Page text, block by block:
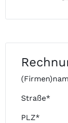
Straße*
PLZ*